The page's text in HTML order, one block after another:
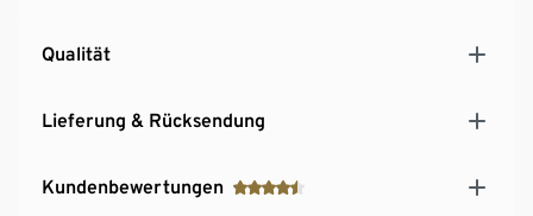
Qualität
Lieferung & Rücksendung
Kundenbewertungen